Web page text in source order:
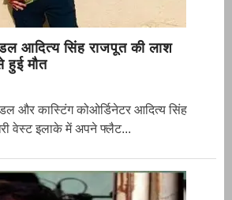
आदित्य सिंह राजपूत की लाश
हुई मौत
और कास्टिंग कोओर्डिनेटर आदित्य सिंह
वेस्ट इलाके में अपने फ्लैट...